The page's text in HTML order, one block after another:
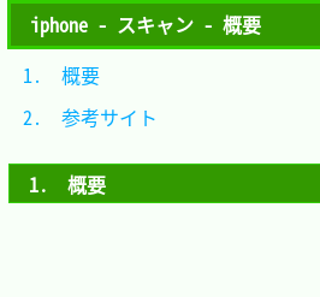
iphone - スキャン - 概要
1.　概要